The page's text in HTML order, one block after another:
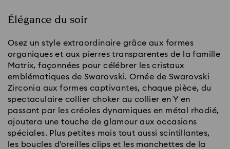
Élégance du soir
Osez un style extraordinaire grâce aux formes
organiques et aux pierres transparentes de la famille
Matrix, façonnées pour célébrer les cristaux
emblématiques de Swarovski. Ornée de Swarovski
Zirconia aux formes captivantes, chaque pièce, du
spectaculaire collier choker au collier en Y en
passant par les créoles dynamiques en métal rhodié,
ajoutera une touche de glamour aux occasions
spéciales. Plus petites mais tout aussi scintillantes,
les boucles d'oreilles clips et les manchettes de la